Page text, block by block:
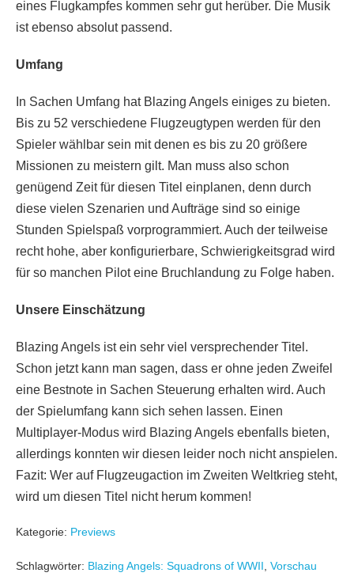
eines Flugkampfes kommen sehr gut herüber. Die Musik
ist ebenso absolut passend.
Umfang
In Sachen Umfang hat Blazing Angels einiges zu bieten.
Bis zu 52 verschiedene Flugzeugtypen werden für den
Spieler wählbar sein mit denen es bis zu 20 größere
Missionen zu meistern gilt. Man muss also schon
genügend Zeit für diesen Titel einplanen, denn durch
diese vielen Szenarien und Aufträge sind so einige
Stunden Spielspaß vorprogrammiert. Auch der teilweise
recht hohe, aber konfigurierbare, Schwierigkeitsgrad wird
für so manchen Pilot eine Bruchlandung zu Folge haben.
Unsere Einschätzung
Blazing Angels ist ein sehr viel versprechender Titel.
Schon jetzt kann man sagen, dass er ohne jeden Zweifel
eine Bestnote in Sachen Steuerung erhalten wird. Auch
der Spielumfang kann sich sehen lassen. Einen
Multiplayer-Modus wird Blazing Angels ebenfalls bieten,
allerdings konnten wir diesen leider noch nicht anspielen.
Fazit: Wer auf Flugzeugaction im Zweiten Weltkrieg steht,
wird um diesen Titel nicht herum kommen!
Kategorie: Previews
Schlagwörter: Blazing Angels: Squadrons of WWII, Vorschau